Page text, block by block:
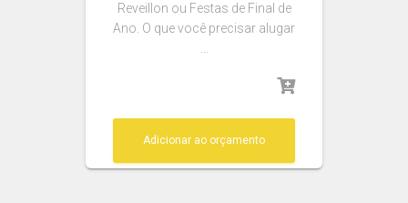
Reveillon ou Festas de Final de
Ano. O que você precisar alugar
…
Adicionar ao orçamento